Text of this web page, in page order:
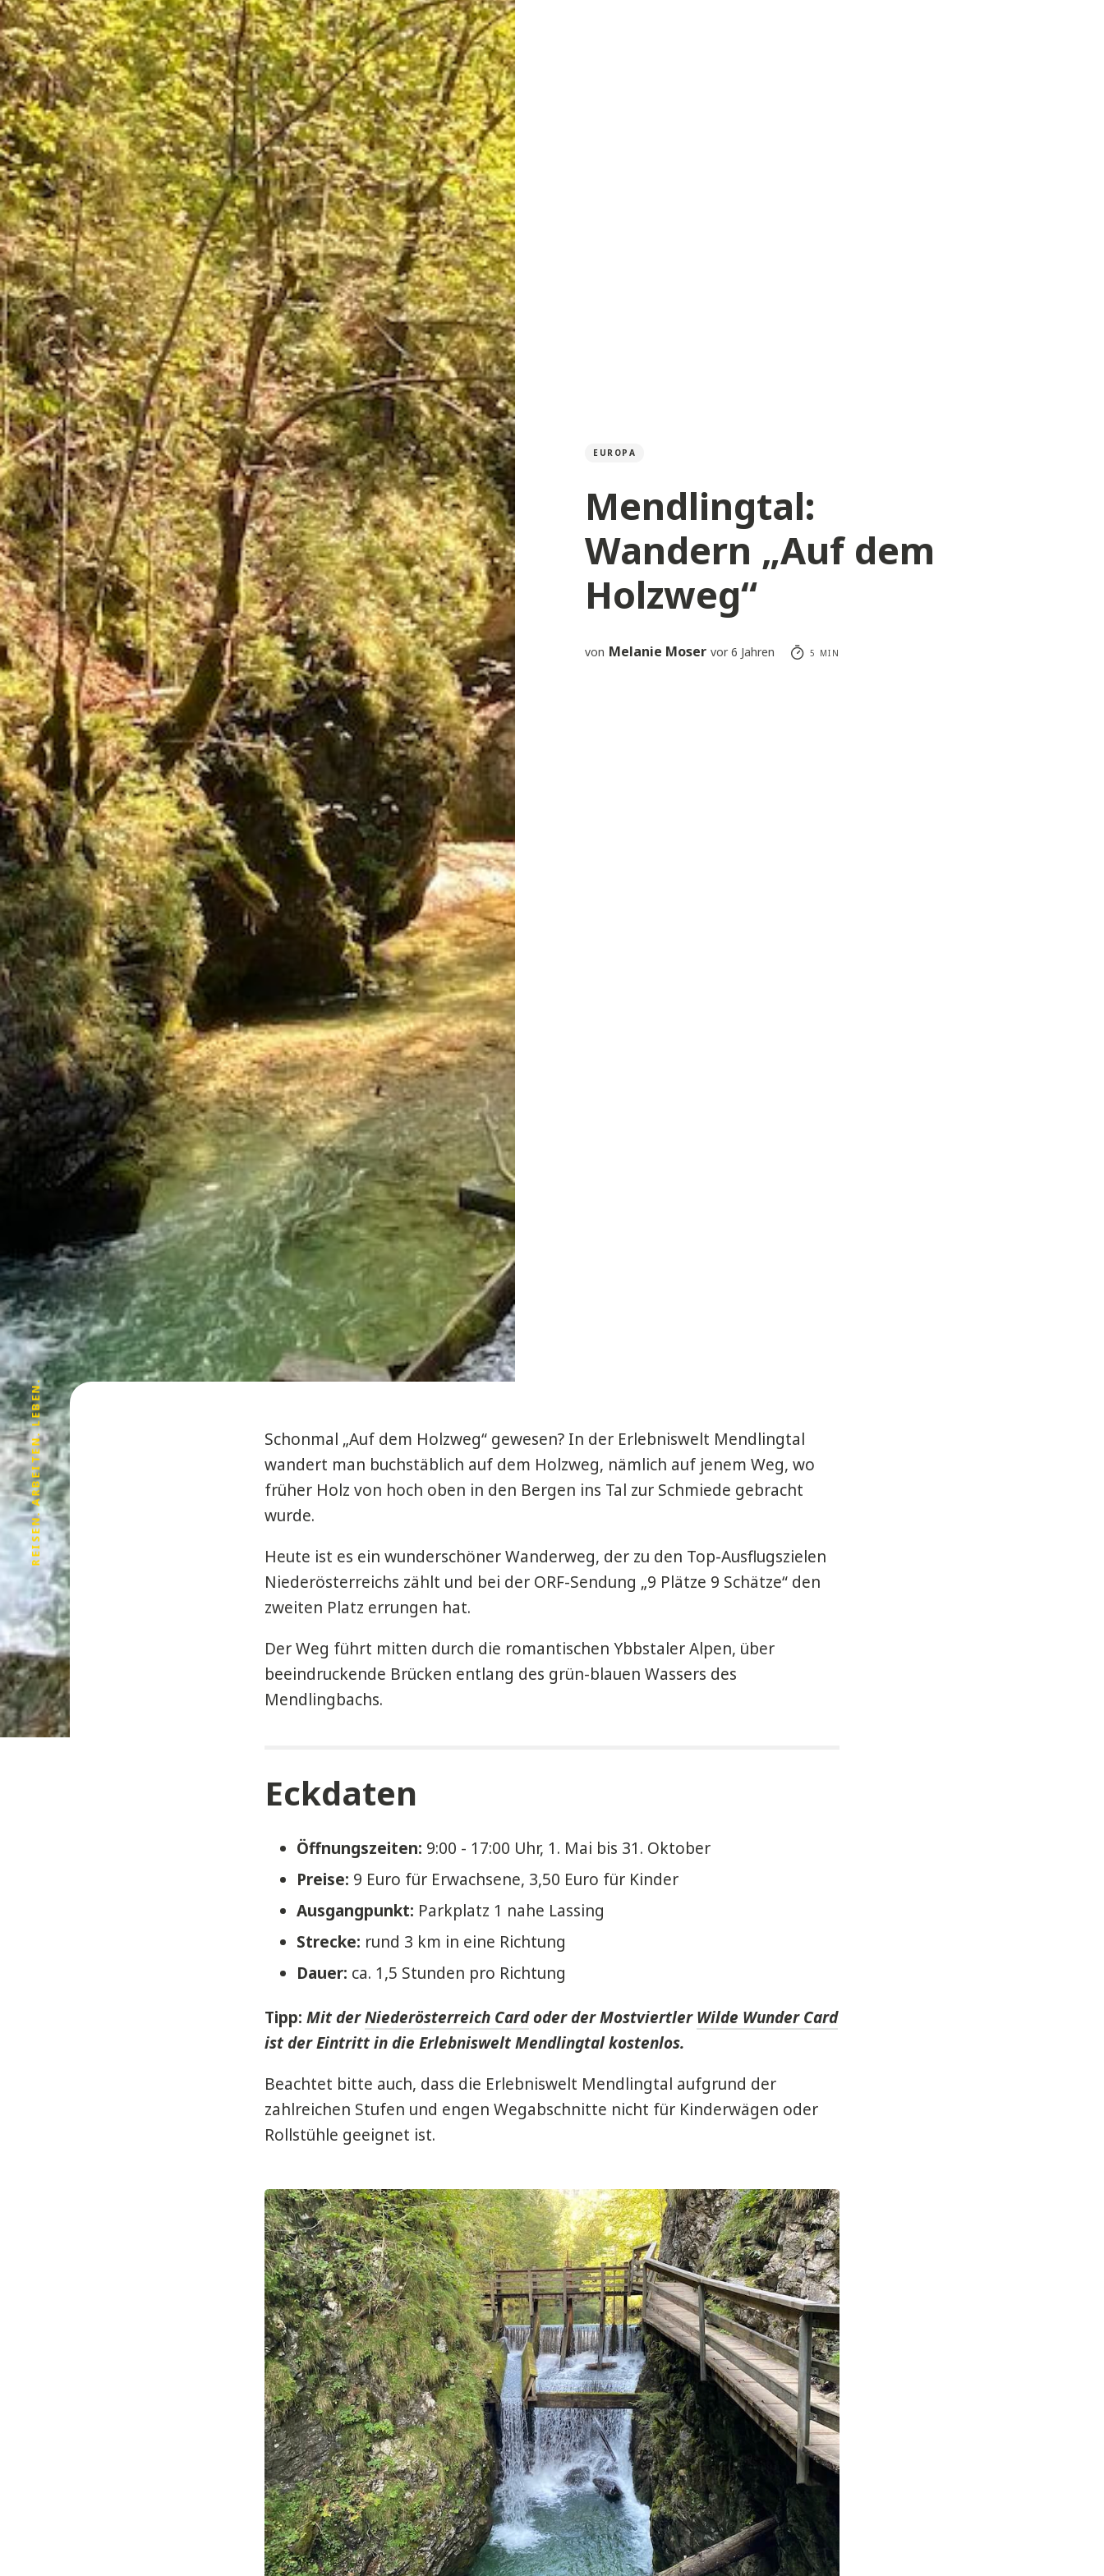
REISEN. ARBEITEN. LEBEN.
EUROPA
Mendlingtal:
Wandern „Auf dem
Holzweg“
von Melanie Moser vor 6 Jahren 5 MIN
Schonmal „Auf dem Holzweg“ gewesen? In der Erlebniswelt Mendlingtal
wandert man buchstäblich auf dem Holzweg, nämlich auf jenem Weg, wo
früher Holz von hoch oben in den Bergen ins Tal zur Schmiede gebracht
wurde.
Heute ist es ein wunderschöner Wanderweg, der zu den Top-Ausflugszielen
Niederösterreichs zählt und bei der ORF-Sendung „9 Plätze 9 Schätze“ den
zweiten Platz errungen hat.
Der Weg führt mitten durch die romantischen Ybbstaler Alpen, über
beeindruckende Brücken entlang des grün-blauen Wassers des
Mendlingbachs.
Eckdaten
Öffnungszeiten: 9:00 - 17:00 Uhr, 1. Mai bis 31. Oktober
Preise: 9 Euro für Erwachsene, 3,50 Euro für Kinder
Ausgangpunkt: Parkplatz 1 nahe Lassing
Strecke: rund 3 km in eine Richtung
Dauer: ca. 1,5 Stunden pro Richtung
Tipp: Mit derNiederösterreich Cardoder der MostviertlerWilde Wunder Card
ist der Eintritt in die Erlebniswelt Mendlingtal kostenlos.
Beachtet bitte auch, dass die Erlebniswelt Mendlingtal aufgrund der
zahlreichen Stufen und engen Wegabschnitte nicht für Kinderwägen oder
Rollstühle geeignet ist.